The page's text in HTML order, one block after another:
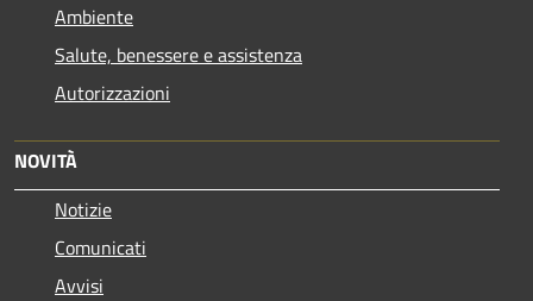
Ambiente
Salute, benessere e assistenza
Autorizzazioni
NOVITÀ
Notizie
Comunicati
Avvisi